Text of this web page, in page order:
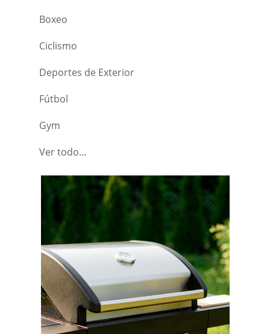
Boxeo
Ciclismo
Deportes de Exterior
Fútbol
Gym
Ver todo...